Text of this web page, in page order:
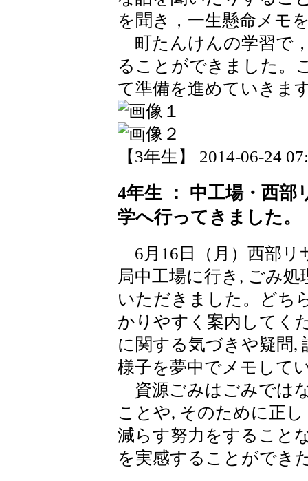
を聞き，一生懸命メモ
町たんけんの学習で
ることができました。
て準備を進めていきま
【3年生】 2014-06-24
4年生 ： 中工場・西
学へ行ってきました。
6月16日（月）西部リ
局中工場に行き, ごみ
いただきました。どち
かりやすく案内してく
に関する気づきや疑問,
様子を夢中でメモして
資源ごみはごみでは
ことや, そのために正
減らす努力をすること
を実感することができ